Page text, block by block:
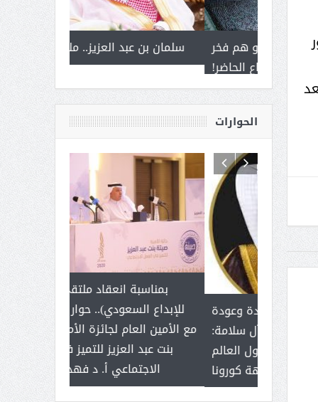
سلمان بن
إلى وزير خارجية لبنان.. البدو هم فخر
يحمل
من عشق
القيادة
للإبداع
مع الأمين
بنت
تزامنا مع حملة شكر القيادة وعودة
الحياة الطبيعية … صالح آل سلامة:
المملكة تفوقت على دول العالم
في مواجهة كورونا
آل شرمه:
على برامج
هي أساس
عملنا